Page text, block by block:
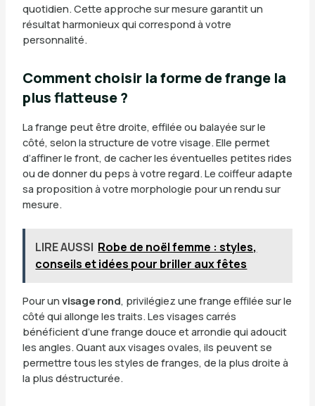
quotidien. Cette approche sur mesure garantit un
résultat harmonieux qui correspond à votre
personnalité.
Comment choisir la forme de frange la
plus flatteuse ?
La frange peut être droite, effilée ou balayée sur le
côté, selon la structure de votre visage. Elle permet
d’affiner le front, de cacher les éventuelles petites rides
ou de donner du peps à votre regard. Le coiffeur adapte
sa proposition à votre morphologie pour un rendu sur
mesure.
LIRE AUSSI Robe de noël femme : styles,
conseils et idées pour briller aux fêtes
Pour un visage rond, privilégiez une frange effilée sur le
côté qui allonge les traits. Les visages carrés
bénéficient d’une frange douce et arrondie qui adoucit
les angles. Quant aux visages ovales, ils peuvent se
permettre tous les styles de franges, de la plus droite à
la plus déstructurée.